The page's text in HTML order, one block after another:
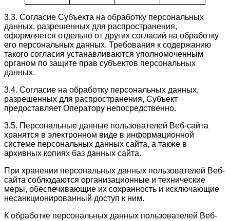
3.3. Согласие Субъекта на обработку персональных
данных, разрешенных для распространения,
оформляется отдельно от других согласий на обработку
его персональных данных. Требования к содержанию
такого согласия устанавливаются уполномоченным
органом по защите прав субъектов персональных
данных.
3.4. Согласие на обработку персональных данных,
разрешенных для распространения, Субъект
предоставляет Оператору непосредственно.
3.5. Персональные данные пользователей Веб-сайта
хранятся в электронном виде в информационной
системе персональных данных сайта, а также в
архивных копиях баз данных сайта.
При хранении персональных данных пользователей Веб-
сайта соблюдаются организационные и технические
меры, обеспечивающие их сохранность и исключающие
несанкционированный доступ к ним.
К обработке персональных данных пользователей Веб-